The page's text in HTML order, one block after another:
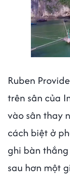
Next
Ruben
trên sân của
vào sân thay
cách biệt ở
ghi bàn
sau hơn một